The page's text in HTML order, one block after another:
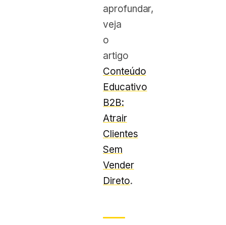
aprofundar,
veja
o
artigo
Conteúdo
Educativo
B2B:
Atrair
Clientes
Sem
Vender
Direto.